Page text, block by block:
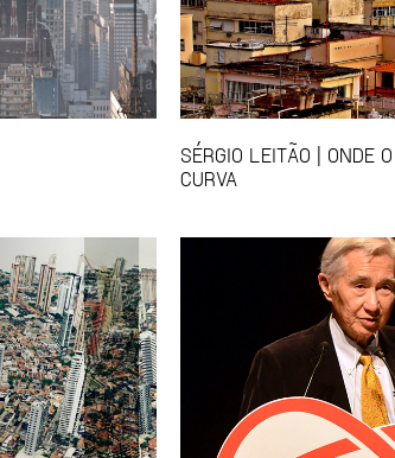
SÉRGIO LEITÃO | ONDE
CURVA